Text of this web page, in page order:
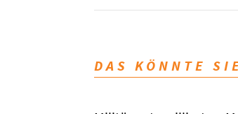
DAS KÖNNTE